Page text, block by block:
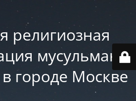
религиозная
мусульман
городе Москве